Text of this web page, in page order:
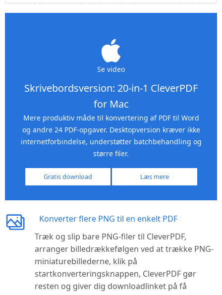
Se video
Skrivebordsversion: 20-in-1 CleverPDF
for Mac
Mere produktiv måde til konvertering af PDF til Word
og andre 24 PDF-opgaver. Desktopversion kræver ikke
internetforbindelse, understøtter batchbehandling og
større filer.
Gratis download Læs mere
Konverter flere PNG til en enkelt PDF
Træk og slip bare PNG-filer til CleverPDF,
arranger billedrækkefølgen ved at trække PNG-
miniaturebillederne, klik på
startkonverteringsknappen, CleverPDF gør
resten og giver dig downloadlinket på få